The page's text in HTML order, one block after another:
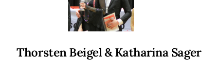
Thorsten Beigel & Katharina Sager